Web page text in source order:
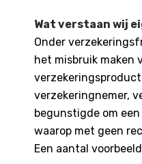
Wat verstaan wij
Onder
het misbruik maken
verzekeringnemer,
begunstigde om
waarop met geen
Een aantal